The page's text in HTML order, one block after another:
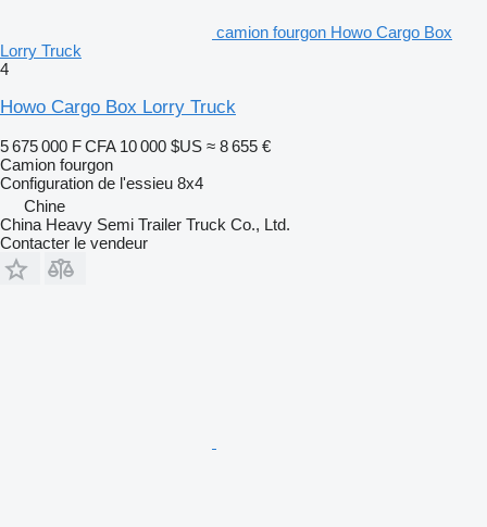
camion fourgon Howo Cargo Box
Lorry Truck
4
Howo Cargo Box Lorry Truck
5 675 000 F CFA 10 000 $US ≈ 8 655 €
Camion fourgon
Configuration de l'essieu 8x4
Chine
China Heavy Semi Trailer Truck Co., Ltd.
Contacter le vendeur